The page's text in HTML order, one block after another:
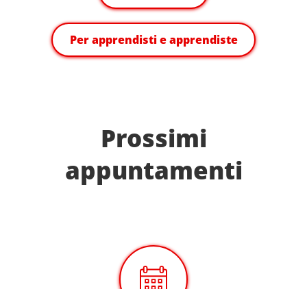
Per apprendisti e apprendiste
Prossimi
appuntamenti